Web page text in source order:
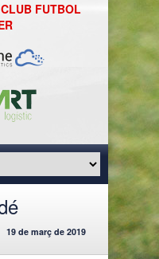
FUTBOL
19 de març de 2019